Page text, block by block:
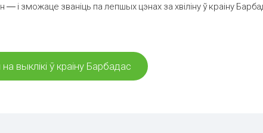
зможаце званіць па лепшых цэнах за хвіліну ў краіну
выклікі ў краіну Барбадас